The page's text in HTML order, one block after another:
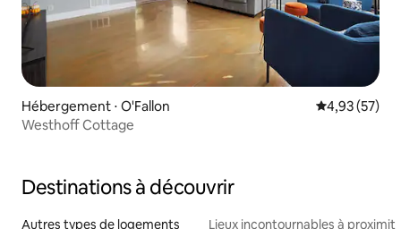
Hébergement ⋅ O'Fallon Évaluation
4,93 (57)
Westhoff Cottage
Destinations à découvrir
Autres types de logements Lieux incontournables à